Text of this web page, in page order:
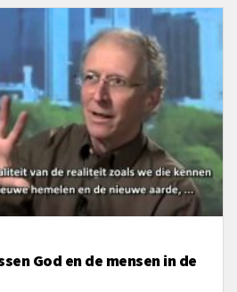
dat je hoop en moed geven om Hem te
God en de mensen in de